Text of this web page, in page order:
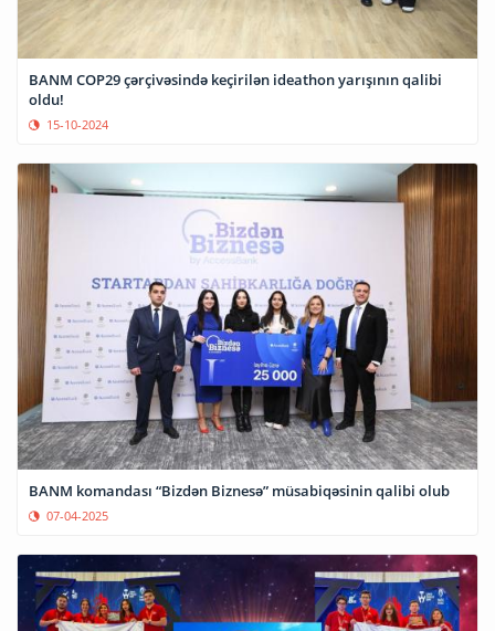
BANM COP29 çərçivəsində keçirilən ideathon yarışının qalibi
oldu!
15-10-2024
BANM komandası “Bizdən Biznesə” müsabiqəsinin qalibi olub
07-04-2025